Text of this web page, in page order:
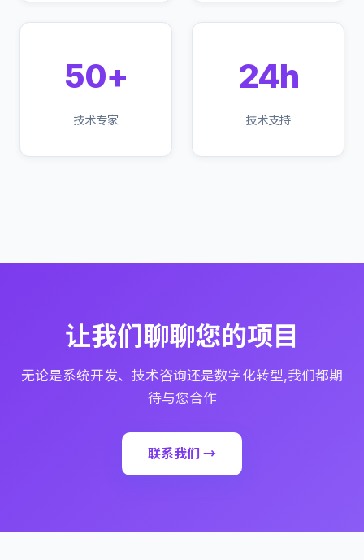
50+
技术专家
24h
技术支持
让我们聊聊您的项目
无论是系统开发、技术咨询还是数字化转型,我们都期
待与您合作
联系我们 →